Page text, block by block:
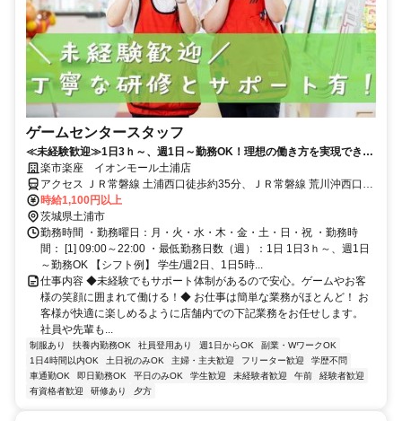
ゲームセンタースタッフ
≪未経験歓迎≫1日3ｈ～、週1日～勤務OK！理想の働き方を実現できる
／笑顔が溢れる楽しい職場です！
楽市楽座 イオンモール土浦店
アクセス ＪＲ常磐線 土浦西口徒歩約35分、ＪＲ常磐線 荒川沖西口徒
歩約82分、つくばエクスプレス つくばA3口徒歩約88分 「イオンモー
ル土浦店」内
時給1,100円以上
茨城県土浦市
勤務時間 ・勤務曜日：月・火・水・木・金・土・日・祝 ・勤務時
間： [1] 09:00～22:00 ・最低勤務日数（週）：1日 1日3ｈ～、週1日
～勤務OK 【シフト例】 学生/週2日、1日5時...
仕事内容 ◆未経験でもサポート体制があるので安心。ゲームやお客
様の笑顔に囲まれて働ける！◆ お仕事は簡単な業務がほとんど！ お
客様が快適に楽しめるように店舗内での下記業務をお任せします。
社員や先輩も...
制服あり 扶養内勤務OK 社員登用あり 週1日からOK
副業・WワークOK
1日4時間以内OK
土日祝のみOK 主婦・主夫歓迎 フリーター歓迎
学歴不問
車通勤OK
即日勤務OK 平日のみOK 学生歓迎 未経験者歓迎 午前
経験者歓迎
有資格者歓迎
研修あり 夕方